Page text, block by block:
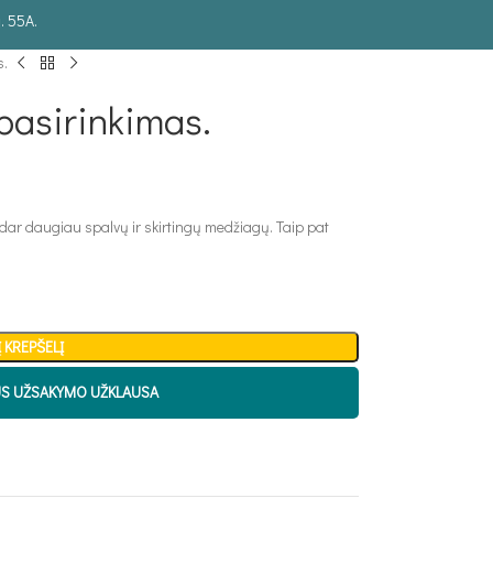
55A.
daugiau spalvų ir skirtingų medžiagų. Taip pat
KREPŠELĮ
UŽSAKYMO UŽKLAUSA